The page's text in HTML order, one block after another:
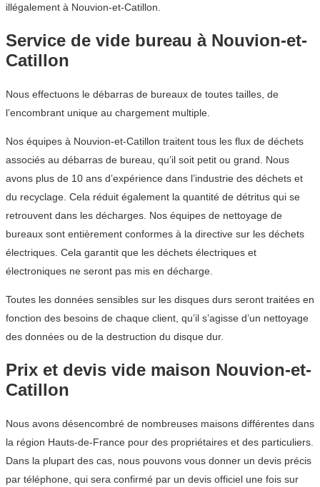
illégalement à Nouvion-et-Catillon.
Service de vide bureau à Nouvion-et-
Catillon
Nous effectuons le débarras de bureaux de toutes tailles, de
l’encombrant unique au chargement multiple.
Nos équipes à Nouvion-et-Catillon traitent tous les flux de déchets
associés au débarras de bureau, qu’il soit petit ou grand. Nous
avons plus de 10 ans d’expérience dans l’industrie des déchets et
du recyclage. Cela réduit également la quantité de détritus qui se
retrouvent dans les décharges. Nos équipes de nettoyage de
bureaux sont entièrement conformes à la directive sur les déchets
électriques. Cela garantit que les déchets électriques et
électroniques ne seront pas mis en décharge.
Toutes les données sensibles sur les disques durs seront traitées en
fonction des besoins de chaque client, qu’il s’agisse d’un nettoyage
des données ou de la destruction du disque dur.
Prix et devis vide maison Nouvion-et-
Catillon
Nous avons désencombré de nombreuses maisons différentes dans
la région Hauts-de-France pour des propriétaires et des particuliers.
Dans la plupart des cas, nous pouvons vous donner un devis précis
par téléphone, qui sera confirmé par un devis officiel une fois sur